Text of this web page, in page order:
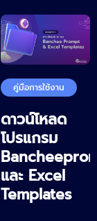
คู่มือการใช้งาน
ดาวน์โหลด
โปรแกรม
และ Excel
Templates